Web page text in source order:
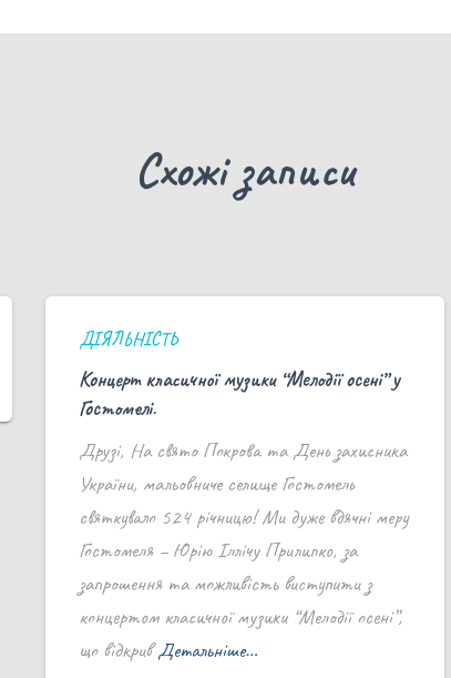
Схожі записи
ДІЯЛЬНІСТЬ
Концерт класичної музики “Мелодії осені” у
Гостомелі.
Друзі, На свято Покрова та День захисника
України, мальовниче селище Гостомель
святкувало 524 річницю! Ми дуже вдячні меру
Гостомеля – Юрію Іллічу Прилипко, за
запрошення та можливість виступити з
концертом класичної музики “Мелодії осені”,
що відкрив Детальніше…